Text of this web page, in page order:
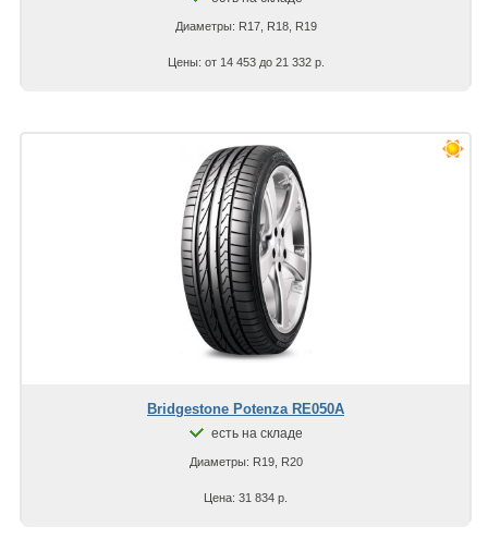
Диаметры: R17, R18, R19
Цены: от 14 453 до 21 332 р.
Bridgestone Potenza RE050A
есть на складе
Диаметры: R19, R20
Цена: 31 834 р.